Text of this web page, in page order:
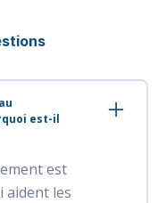
est-il
est
aident les